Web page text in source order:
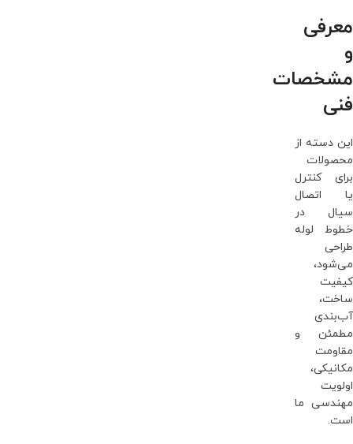
معرفی
و
مشخصات
فنی
این دسته از
محصولات
برای کنترل
یا اتصال
سیال در
خطوط لوله
طراحی
می‌شود،
کیفیت
ساخت،
آب‌بندی
مطمئن و
مقاومت
مکانیکی،
اولویت
مهندسی ما
است.